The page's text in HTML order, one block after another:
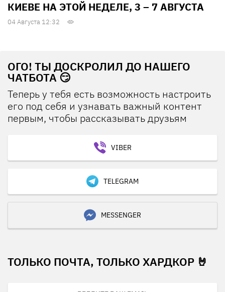
КИЕВЕ НА ЭТОЙ НЕДЕЛЕ, 3 – 7 АВГУСТА
04 Августа 12:32
ОГО! ТЫ ДОСКРОЛИЛ ДО НАШЕГО
ЧАТБОТА 😏
Теперь у тебя есть возможность настроить
его под себя и узнавать важный контент
первым, чтобы рассказывать друзьям
VIBER
TELEGRAM
MESSENGER
ТОЛЬКО ПОЧТА, ТОЛЬКО ХАРДКОР 🤘